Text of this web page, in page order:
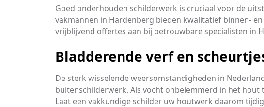
Goed onderhouden schilderwerk is cruciaal voor de
vakmannen in Hardenberg bieden kwalitatief binnen-
vrijblijvend offertes aan bij betrouwbare specialisten in
Bladderende verf en
De sterk wisselende weersomstandigheden in
buitenschilderwerk. Als vocht onbelemmerd in het
Laat een vakkundige schilder uw houtwerk daarom